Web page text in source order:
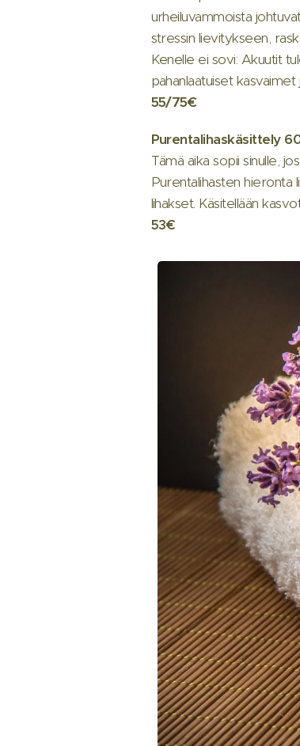
urheiluvammoista
stressin lievitykseen,
Kenelle ei sovi: Akuutit
pahanlaatuiset
55/75€
Purentalihaskäsittely
Tämä aika sopii sinulle,
Purentalihasten hieronta
lihakset. Käsitellään
53€